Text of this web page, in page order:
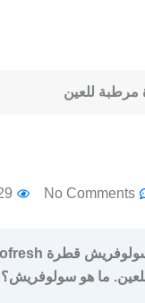
No Comments
ما هو